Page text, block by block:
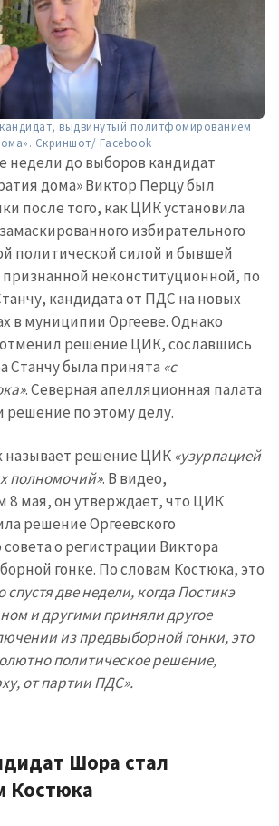
выдвинутый политфомированием
Скриншот/ Facebook
недели до выборов кандидат
дома» Виктор Перцу был
после того, как ЦИК установила
избирательного
политической силой и бывшей
неконституционной, по
кандидата от ПДС на новых
в муниципии Оргееве. Однако
решение ЦИК, сославшись
Станчу была принята «с
. Северная апелляционная палата
по этому делу.
называет решение ЦИК «узурпацией
полномочий». В видео,
8 мая, он утверждает, что ЦИК
решение Оргеевского
о регистрации Виктора
гонке. По словам Костюка, это
спустя две недели, когда Постикэ
и другими приняли другое
из предвыборной гонки, это
политическое решение,
от партии ПДС».
Шора стал
Костюка